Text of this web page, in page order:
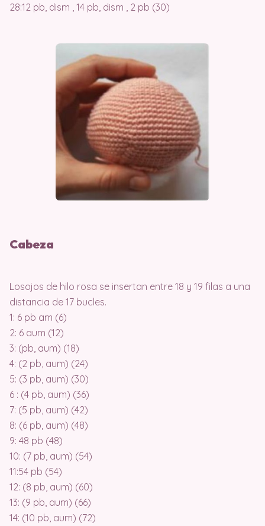
28:12 pb, dism , 14 pb, dism , 2 pb (30)
Cabeza
Losojos de hilo rosa se insertan entre 18 y 19 filas a una
distancia de 17 bucles.
1: 6 pb am (6)
2: 6 aum (12)
3: (pb, aum) (18)
4: (2 pb, aum) (24)
5: (3 pb, aum) (30)
6 : (4 pb, aum) (36)
7: (5 pb, aum) (42)
8: (6 pb, aum) (48)
9: 48 pb (48)
10: (7 pb, aum) (54)
11:54 pb (54)
12: (8 pb, aum) (60)
13: (9 pb, aum) (66)
14: (10 pb, aum) (72)